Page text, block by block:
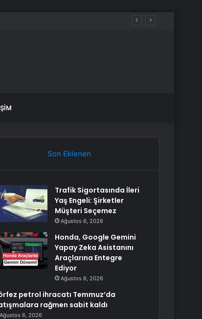
Son Eklenen
Trafik Sigortasında İleri
Yaş Engeli: Şirketler
Müşteri Seçemez
Ağustos 6, 2026
Honda, Google Gemini
Yapay Zeka Asistanını
Araçlarına Entegre
Ediyor
Ağustos 6, 2026
petrol ihracatı Temmuz’da
rağmen sabit kaldı
Ağustos 6, 2026